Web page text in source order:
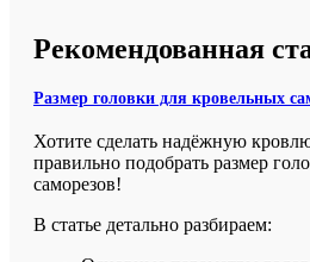
Рекомендованная
Размер головки для кровельных
Хотите сделать надёжную
правильно подобрать размер
саморезов!
В статье детально разбираем: